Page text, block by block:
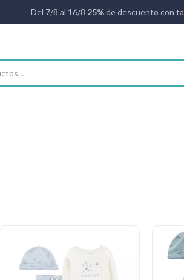
Del 7/8 al 16/8 25%de descuento con